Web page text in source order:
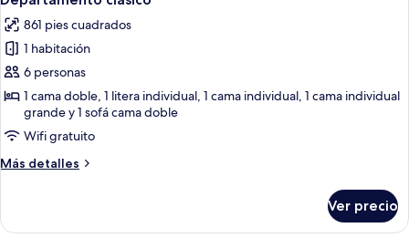
todas
las
fotos
de
Departamento
clásico
861 pies cuadrados
1 habitación
6 personas
1 cama doble, 1 litera individual, 1 cama individual, 1 cama individual
grande y 1 sofá cama doble
Wifi gratuito
Más detalles
Más
clásico
Ver precio